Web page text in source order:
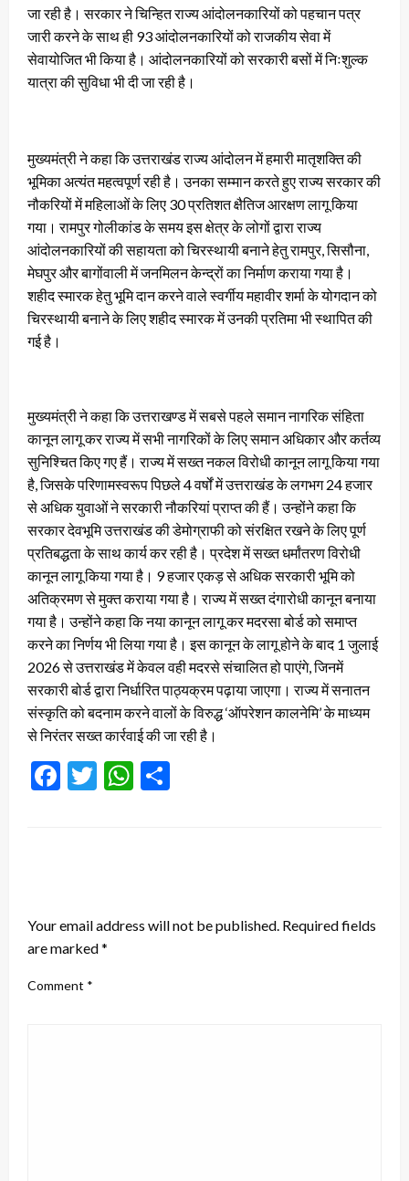
जा रही है। सरकार ने चिन्हित राज्य आंदोलनकारियों को पहचान पत्र
जारी करने के साथ ही 93 आंदोलनकारियों को राजकीय सेवा में
सेवायोजित भी किया है। आंदोलनकारियों को सरकारी बसों में निःशुल्क
यात्रा की सुविधा भी दी जा रही है।
मुख्यमंत्री ने कहा कि उत्तराखंड राज्य आंदोलन में हमारी मातृशक्ति की
भूमिका अत्यंत महत्वपूर्ण रही है। उनका सम्मान करते हुए राज्य सरकार की
नौकरियों में महिलाओं के लिए 30 प्रतिशत क्षैतिज आरक्षण लागू किया
गया। रामपुर गोलीकांड के समय इस क्षेत्र के लोगों द्वारा राज्य
आंदोलनकारियों की सहायता को चिरस्थायी बनाने हेतु रामपुर, सिसौना,
मेघपुर और बागोंवाली में जनमिलन केन्द्रों का निर्माण कराया गया है।
शहीद स्मारक हेतु भूमि दान करने वाले स्वर्गीय महावीर शर्मा के योगदान को
चिरस्थायी बनाने के लिए शहीद स्मारक में उनकी प्रतिमा भी स्थापित की
गई है।
मुख्यमंत्री ने कहा कि उत्तराखण्ड में सबसे पहले समान नागरिक संहिता
कानून लागू कर राज्य में सभी नागरिकों के लिए समान अधिकार और कर्तव्य
सुनिश्चित किए गए हैं। राज्य में सख्त नकल विरोधी कानून लागू किया गया
है, जिसके परिणामस्वरूप पिछले 4 वर्षों में उत्तराखंड के लगभग 24 हजार
से अधिक युवाओं ने सरकारी नौकरियां प्राप्त की हैं। उन्होंने कहा कि
सरकार देवभूमि उत्तराखंड की डेमोग्राफी को संरक्षित रखने के लिए पूर्ण
प्रतिबद्धता के साथ कार्य कर रही है। प्रदेश में सख्त धर्मांतरण विरोधी
कानून लागू किया गया है। 9 हजार एकड़ से अधिक सरकारी भूमि को
अतिक्रमण से मुक्त कराया गया है। राज्य में सख्त दंगारोधी कानून बनाया
गया है। उन्होंने कहा कि नया कानून लागू कर मदरसा बोर्ड को समाप्त
करने का निर्णय भी लिया गया है। इस कानून के लागू होने के बाद 1 जुलाई
2026 से उत्तराखंड में केवल वही मदरसे संचालित हो पाएंगे, जिनमें
सरकारी बोर्ड द्वारा निर्धारित पाठ्यक्रम पढ़ाया जाएगा। राज्य में सनातन
संस्कृति को बदनाम करने वालों के विरुद्ध ‘ऑपरेशन कालनेमि’ के माध्यम
से निरंतर सख्त कार्रवाई की जा रही है।
Facebook
TwitterWhatsApp
Your email address will not be published. Required fields
are marked*
Comment *